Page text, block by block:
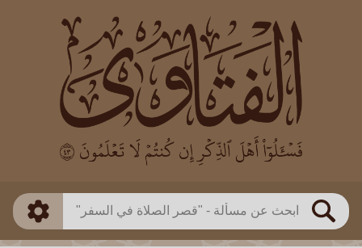
بحث
العالم
بن باز
بن العثيمين
اللجنة الدائمة
طريقة البحث
ذكي